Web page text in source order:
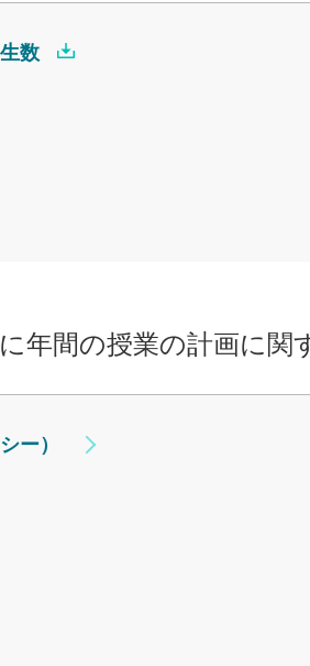
数
年間の授業の計画に関
ー）